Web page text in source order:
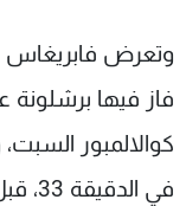
وتعرض فابريغاس
كوالالمبور